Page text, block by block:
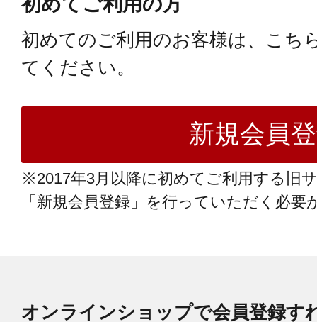
初めてのご利用のお客様は、こち
てください。
※2017年3月以降に初めてご利用する旧
「新規会員登録」を行っていただく必要
オンラインショップで会員登録す